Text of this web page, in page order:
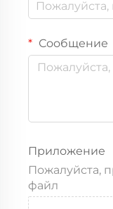
Сообщение
Приложение
Пожалуйста,
файл